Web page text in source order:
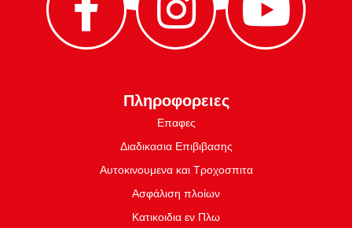
Πληροφορειες
Επαφες
Διαδικασια Επιβιβασης
Αυτοκινουμενα και Τροχοσπιτα
Ασφάλιση πλοίων
Κατικοιδια εν Πλω